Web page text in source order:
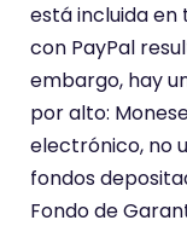
está incluida en
con PayPal
embargo, hay
por alto:
electrónico, no
fondos
Fondo de